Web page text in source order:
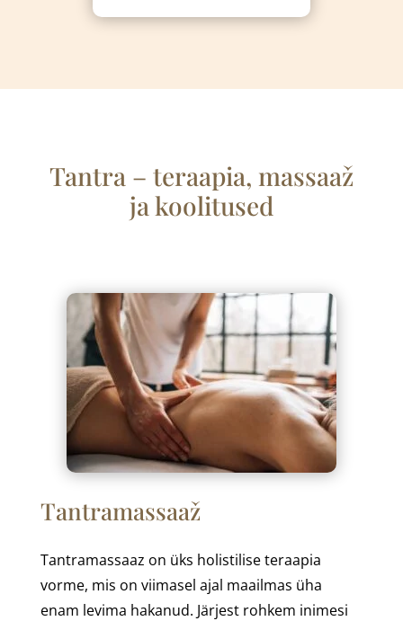
Tantra – teraapia, massaaž
ja koolitused
Tantramassaaž
Tantramassaaz on üks holistilise teraapia
vorme, mis on viimasel ajal maailmas üha
enam levima hakanud. Järjest rohkem inimesi